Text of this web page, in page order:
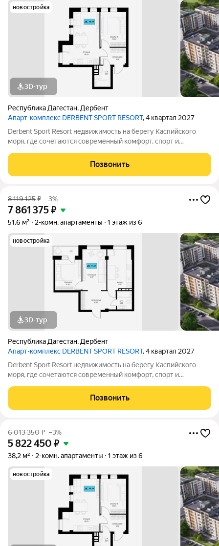
новостройка
3D-тур
Республика Дагестан, Дербент
Апарт-комплекс DERBENT SPORT RESORT, 4 квартал 2027
Derbent Sport Resort недвижимость на берегу Каспийского
моря, где сочетаются современный комфорт, спорт и
учитывают все потребности современных
Позвонить
8 119 125₽ –3%
7 861 375₽
51,6 м² 2-комн. апартаменты 1 этаж из 6
новостройка
3D-тур
Республика Дагестан, Дербент
Апарт-комплекс DERBENT SPORT RESORT, 4 квартал 2027
Derbent Sport Resort недвижимость на берегу Каспийского
моря, где сочетаются современный комфорт, спорт и
учитывают все потребности современных
Позвонить
6 013 350₽ –3%
5 822 450 ₽
38,2 м² 2-комн. апартаменты 1 этаж из 6
новостройка